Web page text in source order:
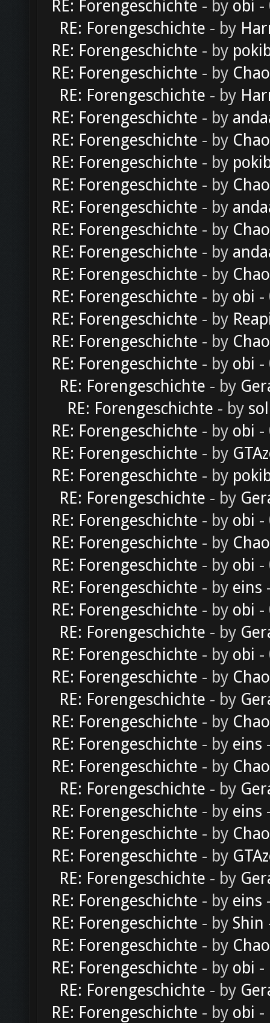
RE: Forengeschichte - by obi -
RE: Forengeschichte - by
RE: Forengeschichte - by
RE: Forengeschichte - by
RE: Forengeschichte - by
RE: Forengeschichte - by
RE: Forengeschichte - by
RE: Forengeschichte - by
RE: Forengeschichte - by
RE: Forengeschichte - by
RE: Forengeschichte - by
RE: Forengeschichte - by
RE: Forengeschichte - by
RE: Forengeschichte - by obi -
RE: Forengeschichte - by
RE: Forengeschichte - by
RE: Forengeschichte - by obi -
RE: Forengeschichte - by
RE: Forengeschichte - by
RE: Forengeschichte - by obi -
RE: Forengeschichte - by
RE: Forengeschichte - by
RE: Forengeschichte - by
RE: Forengeschichte - by obi -
RE: Forengeschichte - by
RE: Forengeschichte - by obi -
RE: Forengeschichte - by eins
RE: Forengeschichte - by obi -
RE: Forengeschichte - by
RE: Forengeschichte - by obi -
RE: Forengeschichte - by
RE: Forengeschichte - by
RE: Forengeschichte - by
RE: Forengeschichte - by eins
RE: Forengeschichte - by
RE: Forengeschichte - by
RE: Forengeschichte - by eins
RE: Forengeschichte - by
RE: Forengeschichte - by
RE: Forengeschichte - by
RE: Forengeschichte - by eins
RE: Forengeschichte - by Shin
RE: Forengeschichte - by
RE: Forengeschichte - by obi -
RE: Forengeschichte - by
RE: Forengeschichte - by obi -